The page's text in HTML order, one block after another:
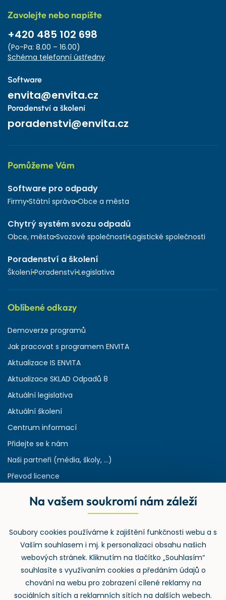
Zavolejte nebo napište
+420 485 102 698
(Po-Pa: 8.00 – 16.00)
Schéma telefonní ústředny
Software
envita@envita.cz
Poradenství a školení
poradenstvi@envita.cz
Pomůžeme Vám
Software pro odpady
Firmy Státní správa Obce a města
Chytrý systém svozu odpadů
Obce, města Svozové společnosti Logistické společnosti
Poradenství a školení
Školení Poradenství Legislativa
Oblíbené odkazy
Demoverze programů
Jak pracovat s programem ENVITA
Aktualizace IS ENVITA
Aktualizace SKLAD Odpadů 8
Aktuální legislativa
Aktuální školení
Centrum informací
Přidejte se k nám
Naši partneři (média, školy, ...)
Převod licence
Rejstřík používaných zkratek v odpadech
Zpětný odběr
Na vašem soukromí nám záleží
Soubory cookies používáme k zajištění funkčnosti webu a s
Vaším souhlasem i mj. k personalizaci obsahu našich
webových stránek. Kliknutím na tlačítko „Souhlasím“
souhlasíte s využívaním cookies a předáním údajů o
chování na webu pro zobrazení cílené reklamy na
sociálních sítích a reklamních sítích na dalších webech.